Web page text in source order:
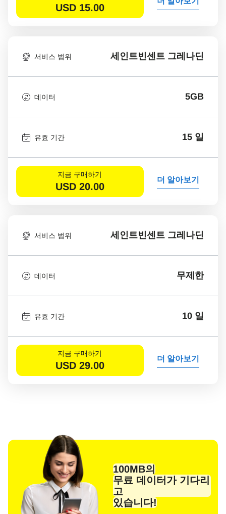
USD 15.00
서비스 범위 세인트빈센트 그레나딘
데이터 5GB
유효 기간 15 일
지금 구매하기
USD 20.00
더 알아보기
서비스 범위 세인트빈센트 그레나딘
데이터 무제한
유효 기간 10 일
지금 구매하기
USD 29.00
더 알아보기
100MB의
무료 데이터가 기다리
고
있습니다!